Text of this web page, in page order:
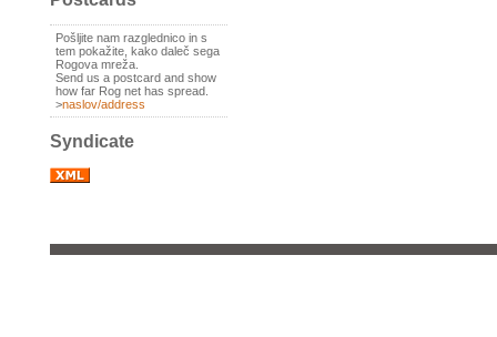
Pošljite nam razglednico in s
tem pokažite, kako daleč sega
Rogova mreža.
Send us a postcard and show
how far Rog net has spread.
>naslov/address
Syndicate